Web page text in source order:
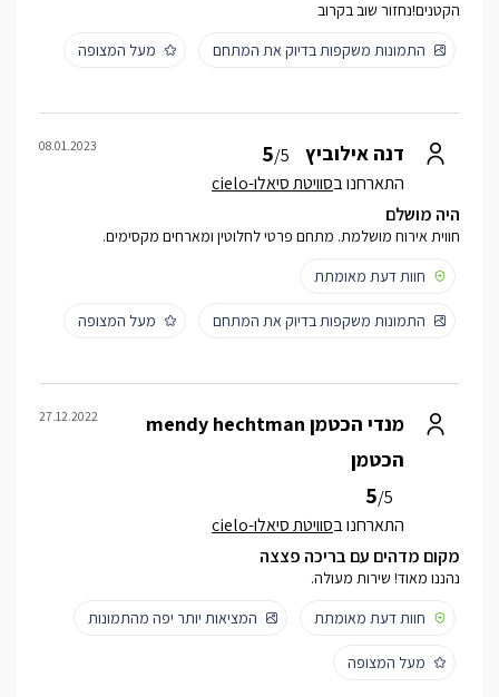
הקטנים!נחזור שוב בקרוב
התמונות משקפות בדיוק את המתחם
מעל המצופה
דנה אילוביץ 5/5
התארחנו בסוויטת סיאלו-cielo
08.01.2023
היה מושלם
חווית אירוח מושלמת. מתחם פרטי לחלוטין ומארחים מקסימים.
חוות דעת מאומתת
התמונות משקפות בדיוק את המתחם מעל המצופה
מנדי הכטמן mendy hechtman
הכטמן
5/5
התארחנו בסוויטת סיאלו-cielo
27.12.2022
מקום מדהים עם בריכה פצצה
נהננו מאוד! שירות מעולה.
חוות דעת מאומתת
המציאות יותר יפה מהתמונות
מעל המצופה